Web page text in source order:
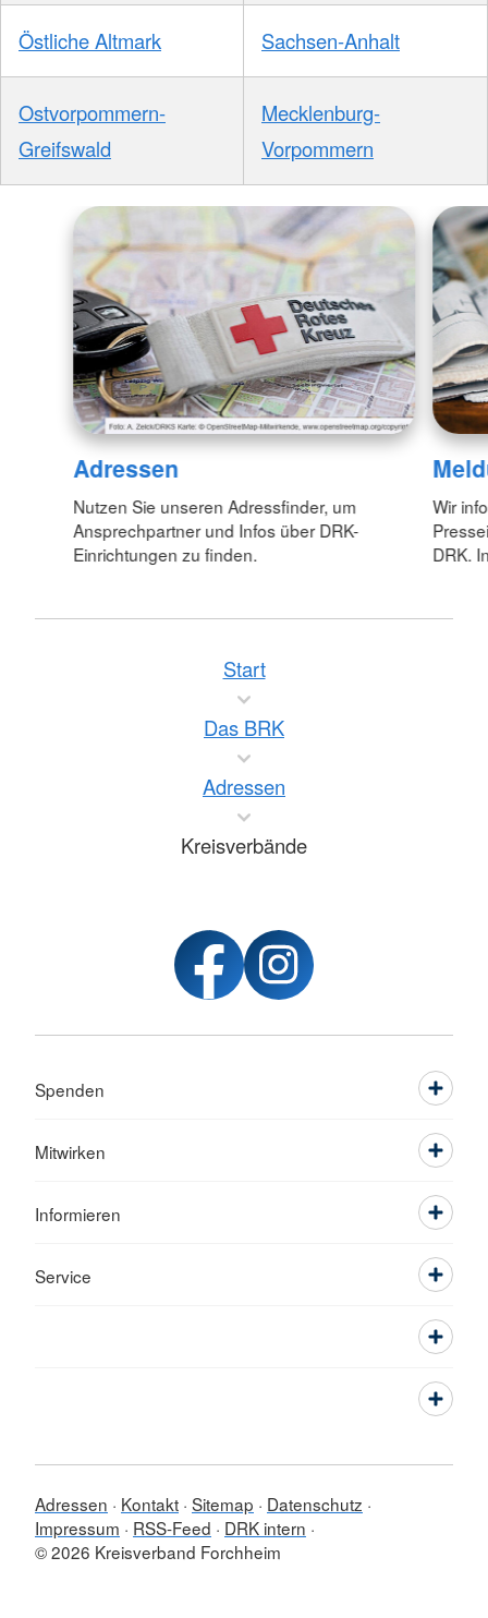
Östliche Altmark Sachsen-Anhalt
Ostvorpommern-
Greifswald
Mecklenburg-
Vorpommern
Adressen
Nutzen Sie unseren Adressfinder, um
Ansprechpartner und Infos über DRK-
Einrichtungen zu finden.
Wir
DRK.
Start
Das BRK
Adressen
Kreisverbände
Spenden
Mitwirken
Informieren
Service
Adressen Kontakt Sitemap
Datenschutz
Impressum
RSS-Feed
DRK intern
© 2026 Kreisverband Forchheim